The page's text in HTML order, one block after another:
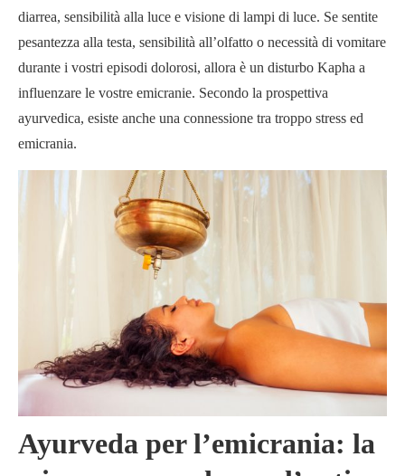
diarrea, sensibilità alla luce e visione di lampi di luce. Se sentite
pesantezza alla testa, sensibilità all’olfatto o necessità di vomitare
durante i vostri episodi dolorosi, allora è un disturbo Kapha a
influenzare le vostre emicranie. Secondo la prospettiva
ayurvedica, esiste anche una connessione tra troppo stress ed
emicrania.
Ayurveda per l’emicrania: la